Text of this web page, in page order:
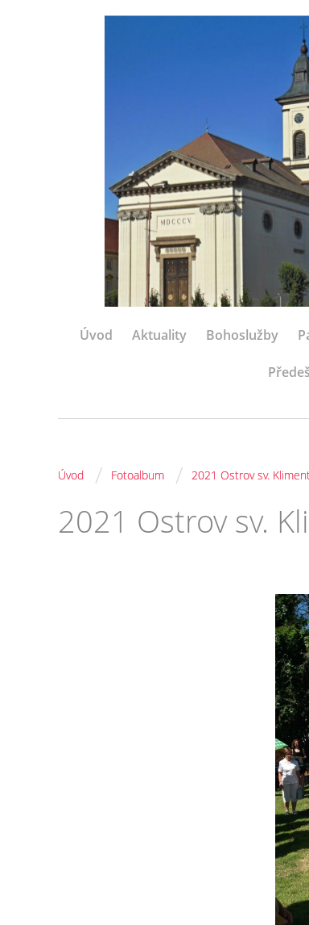
Úvod Aktuality Bohoslužby
Úvod / Fotoalbum / 2021 Ostrov sv.
2021 Ostrov sv.